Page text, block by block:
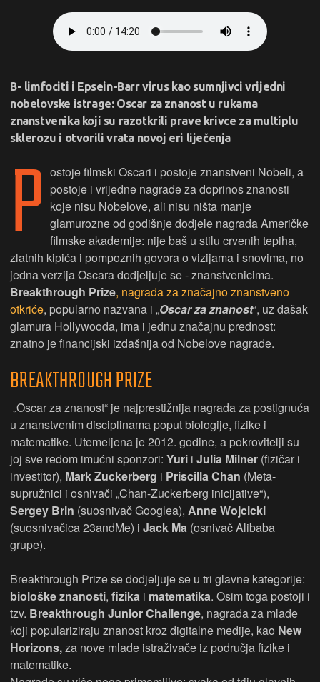
B- limfociti i Epsein-Barr virus kao sumnjivci vrijedni
nobelovske istrage: Oscar za znanost u rukama
znanstvenika koji su razotkrili prave krivce za multiplu
sklerozu i otvorili vrata novoj eri liječenja
P ostoje filmski Oscari i postoje znanstveni Nobeli, a
postoje i vrijedne nagrade za doprinos znanosti
koje nisu Nobelove, ali nisu ništa manje
glamurozne od godišnje dodjele nagrada Američke
filmske akademije: nije baš u stilu crvenih tepiha,
zlatnih kipića i pompoznih govora o vizijama i snovima, no
jedna verzija Oscara dodjeljuje se - znanstvenicima.
Breakthrough Prize, nagrada za značajno znanstveno
otkriće, popularno nazvana i „Oscar za znanost“, uz dašak
glamura Hollywooda, ima i jednu značajnu prednost:
znatno je financijski izdašnija od Nobelove nagrade.
BREAKTHROUGH PRIZE
„Oscar za znanost“ je najprestižnija nagrada za postignuća
u znanstvenim disciplinama poput biologije, fizike i
matematike. Utemeljena je 2012. godine, a pokrovitelji su
joj sve redom imućni sponzori: Yuri i Julia Milner (fizičar i
investitor), MarkZuckerberg i Priscilla Chan (Meta-
supružnici i osnivači „Chan-Zuckerberg inicijative“),
Sergey Brin (suosnivač Googlea), Anne Wojcicki
(suosnivačica 23andMe) i Jack Ma (osnivač Alibaba
grupe).
Breakthrough Prize se dodjeljuje se u tri glavne kategorije:
biološke znanosti, fizika i matematika. Osim toga postoji i
tzv. Breakthrough Junior Challenge, nagrada za mlade
koji populariziraju znanost kroz digitalne medije, kao New
Horizons,za nove mlade istraživače iz područja fizike i
matematike.